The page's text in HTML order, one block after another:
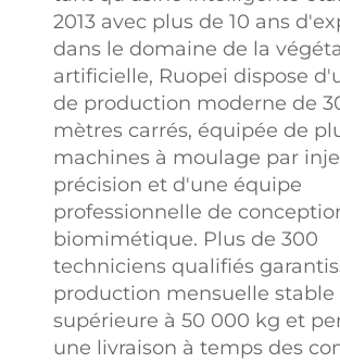
2013 avec plus de 10 ans
dans le domaine de la
artificielle, Ruopei dispose
de production moderne de
mètres carrés, équipée de
machines à moulage par
précision et d'une équipe
professionnelle de
biomimétique. Plus de 300
techniciens qualifiés
production mensuelle stable
supérieure à 50 000 kg et
une livraison à temps des